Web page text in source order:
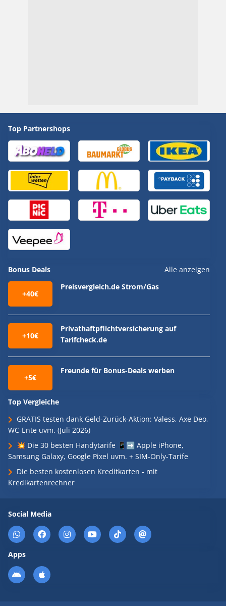
Top Partnershops
Bonus Deals Alle anzeigen
+40€
Preisvergleich.de Strom/Gas
+10€
Privathaftpflichtversicherung auf
Tarifcheck.de
+5€
Freunde für Bonus-Deals werben
Top Vergleiche
GRATIS testen dank Geld-Zurück-Aktion: Valess, Axe Deo,
WC-Ente uvm. (Juli 2026)
💥 Die 30 besten Handytarife 📱➡️ Apple iPhone,
Samsung Galaxy, Google Pixel uvm. + SIM-Only-Tarife
Die besten kostenlosen Kreditkarten - mit
Kredikartenrechner
Social Media
Apps